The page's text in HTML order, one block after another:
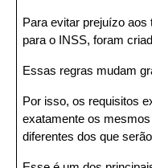
Para evitar prejuízo aos
para o INSS, foram
Essas regras mudam
Por isso, os requisitos
exatamente os
diferentes dos que